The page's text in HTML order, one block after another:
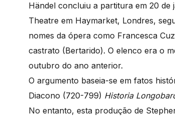
Händel concluiu a partitura em 20 de
Theatre em Haymarket, Londres,
nomes da ópera como Francesca
castrato (Bertarido). O elenco era o
outubro do ano anterior.
O argumento baseia-se em fatos
Diacono (720-799) Historia
No entanto, esta produção de